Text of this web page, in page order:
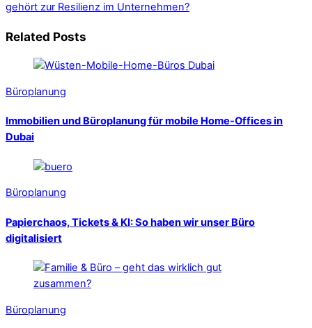
gehört zur Resilienz im Unternehmen?
Related Posts
Büroplanung
Immobilien und Büroplanung für mobile Home-Offices in
Dubai
Büroplanung
Papierchaos, Tickets & KI: So haben wir unser Büro
digitalisiert
Büroplanung